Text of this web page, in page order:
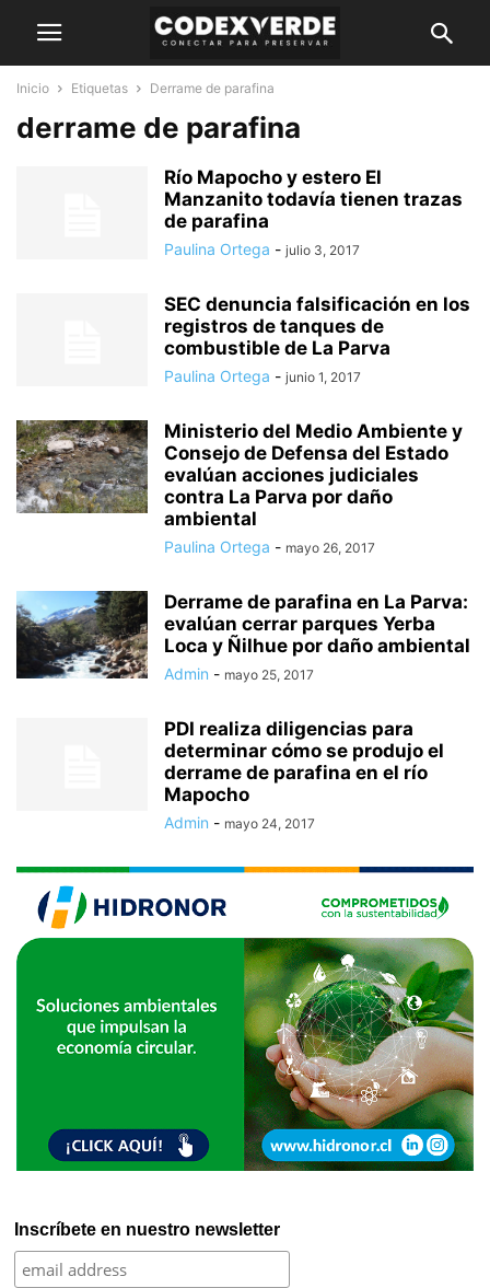
Inicio Etiquetas Derrame de parafina
derrame de parafina
Río Mapocho y estero El
Manzanito todavía tienen trazas
de parafina
Paulina Ortega - julio 3, 2017
SEC denuncia falsificación en los
registros de tanques de
combustible de La Parva
Paulina Ortega - junio 1, 2017
Ministerio del Medio Ambiente y
Consejo de Defensa del Estado
evalúan acciones judiciales
contra La Parva por daño
ambiental
Paulina Ortega - mayo 26, 2017
Derrame de parafina en La Parva:
evalúan cerrar parques Yerba
Loca y Ñilhue por daño ambiental
Admin - mayo 25, 2017
PDI realiza diligencias para
determinar cómo se produjo el
derrame de parafina en el río
Mapocho
Admin - mayo 24, 2017
Inscríbete en nuestro newsletter